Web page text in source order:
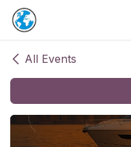
Skip to Content
All Events